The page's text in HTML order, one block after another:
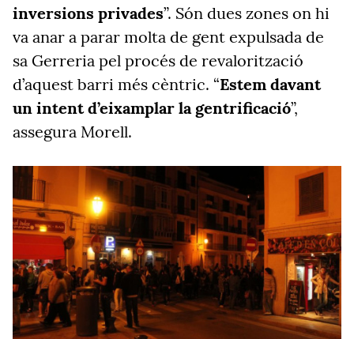
inversions privades”. Són dues zones on hi
va anar a parar molta de gent expulsada de
sa Gerreria pel procés de revalorització
d’aquest barri més cèntric. “Estem davant
un intent d’eixamplar la gentrificació”,
assegura Morell.